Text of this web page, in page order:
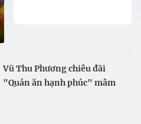
Vũ Thu Phương chiêu đãi
"Quán ăn hạnh phúc" mâm